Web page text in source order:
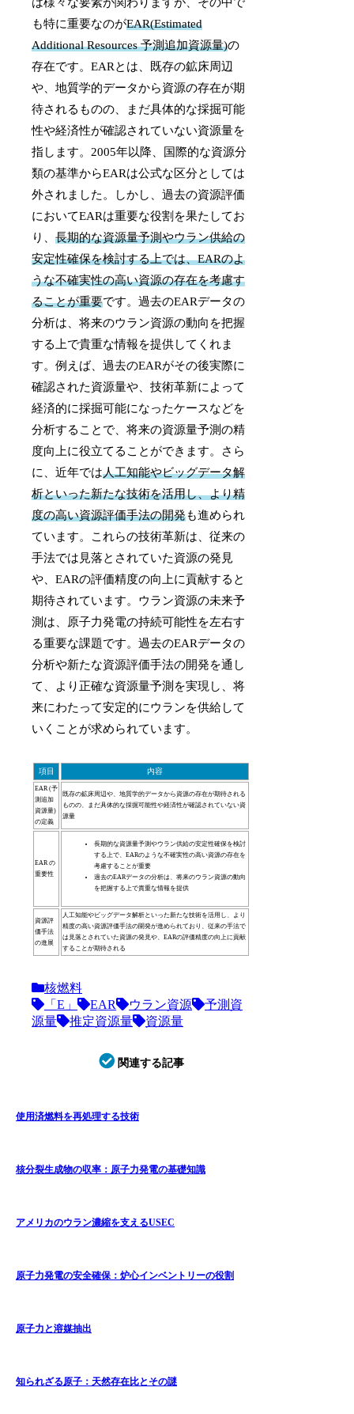
も特に重要なのがEAR(Estimated
Additional Resources 予測追加資源量)の
存在です。EARとは、既存の鉱床周辺
や、地質学的データから資源の存在が期
待されるものの、まだ具体的な採掘可能
性や経済性が確認されていない資源量を
指します。2005年以降、国際的な資源分
類の基準からEARは公式な区分としては
外されました。しかし、過去の資源評価
においてEARは重要な役割を果たしてお
り、長期的な資源量予測やウラン供給の
安定性確保を検討する上では、EARのよ
うな不確実性の高い資源の存在を考慮す
ることが重要です。過去のEARデータの
分析は、将来のウラン資源の動向を把握
する上で貴重な情報を提供してくれま
す。例えば、過去のEARがその後実際に
確認された資源量や、技術革新によって
経済的に採掘可能になったケースなどを
分析することで、将来の資源量予測の精
度向上に役立てることができます。さら
に、近年では人工知能やビッグデータ解
析といった新たな技術を活用し、より精
度の高い資源評価手法の開発も進められ
ています。これらの技術革新は、従来の
手法では見落とされていた資源の発見
や、EARの評価精度の向上に貢献すると
期待されています。ウラン資源の未来予
測は、原子力発電の持続可能性を左右す
る重要な課題です。過去のEARデータの
分析や新たな資源評価手法の開発を通し
て、より正確な資源量予測を実現し、将
来にわたって安定的にウランを供給して
いくことが求められています。
項目 内容
EAR (予
測追加
資源量)
の定義
既存の鉱床周辺や、地質学的データから資源の存在が期待される
ものの、まだ具体的な採掘可能性や経済性が確認されていない資
源量
EAR の
重要性
長期的な資源量予測やウラン供給の安定性確保を検討
する上で、EARのような不確実性の高い資源の存在を
考慮することが重要
過去のEARデータの分析は、将来のウラン資源の動向
を把握する上で貴重な情報を提供
資源評
価手法
の進展
人工知能やビッグデータ解析といった新たな技術を活用し、より
精度の高い資源評価手法の開発が進められており、従来の手法で
は見落とされていた資源の発見や、EARの評価精度の向上に貢献
することが期待される
核燃料
「E」
EAR ウラン資源
予測資
源量
推定資源量 資源量
関連する記事
使用済燃料を再処理する技術
核分裂生成物の収率：原子力発電の基礎知識
アメリカのウラン濃縮を支えるUSEC
原子力発電の安全確保：炉心インベントリーの役割
原子力と溶媒抽出
知られざる原子：天然存在比とその謎